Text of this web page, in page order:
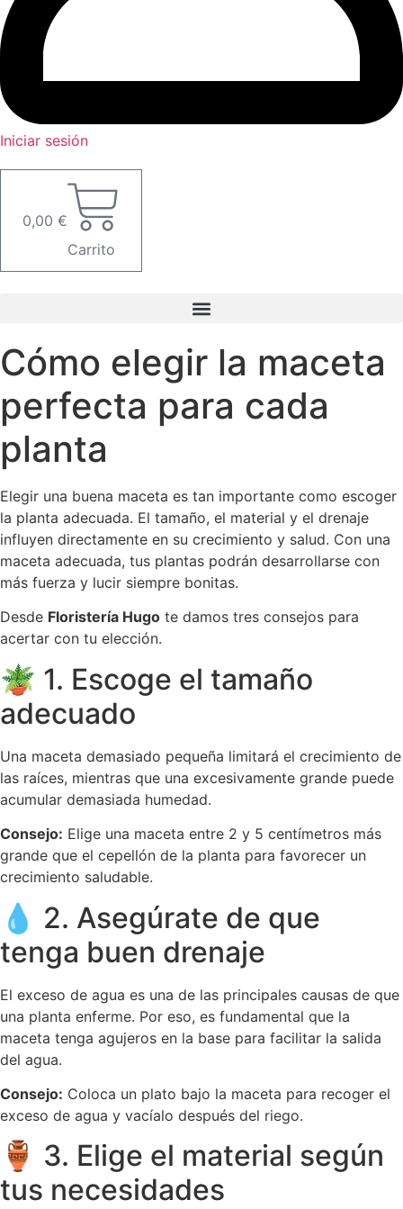
Iniciar sesión
0,00 €
Carrito
Cómo elegir la maceta
perfecta para cada
planta
Elegir una buena maceta es tan importante como escoger
la planta adecuada. El tamaño, el material y el drenaje
influyen directamente en su crecimiento y salud. Con una
maceta adecuada, tus plantas podrán desarrollarse con
más fuerza y lucir siempre bonitas.
Desde Floristería Hugo te damos tres consejos para
acertar con tu elección.
🪴 1. Escoge el tamaño
adecuado
Una maceta demasiado pequeña limitará el crecimiento de
las raíces, mientras que una excesivamente grande puede
acumular demasiada humedad.
Consejo: Elige una maceta entre 2 y 5 centímetros más
grande que el cepellón de la planta para favorecer un
crecimiento saludable.
💧 2. Asegúrate de que
tenga buen drenaje
El exceso de agua es una de las principales causas de que
una planta enferme. Por eso, es fundamental que la
maceta tenga agujeros en la base para facilitar la salida
del agua.
Consejo: Coloca un plato bajo la maceta para recoger el
exceso de agua y vacíalo después del riego.
🏺 3. Elige el material según
tus necesidades